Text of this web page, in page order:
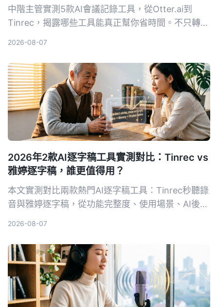
中階主管實測5款AI會議記錄工具，從Otter.ai到
Tinrec，揭露哪些工具能真正幫你省時間。不只轉文
記錄幫手。
2026-08-07
2026年2款AI逐字稿工具實測對比：Tinrec vs
雅婷逐字稿，誰更值得用？
本文實測對比兩款熱門AI逐字稿工具：Tinrec秒聽錄
音與雅婷逐字稿，從功能完整度、使用場景、AI後處
案。
2026-08-07